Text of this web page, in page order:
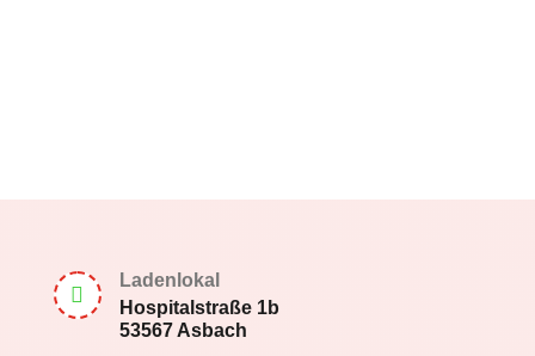

Ladenlokal
Hospitalstraße 1b
53567 Asbach